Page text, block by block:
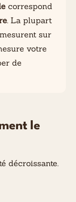
correspond
. La plupart
sur
votre
de
le
décroissante.